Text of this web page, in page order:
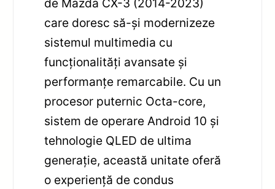
care doresc să-și modernizeze
sistemul multimedia cu
funcționalități avansate și
performanțe remarcabile. Cu un
procesor puternic Octa-core,
sistem de operare Android 10 și
tehnologie QLED de ultima
generație, această unitate oferă
o experiență de condus